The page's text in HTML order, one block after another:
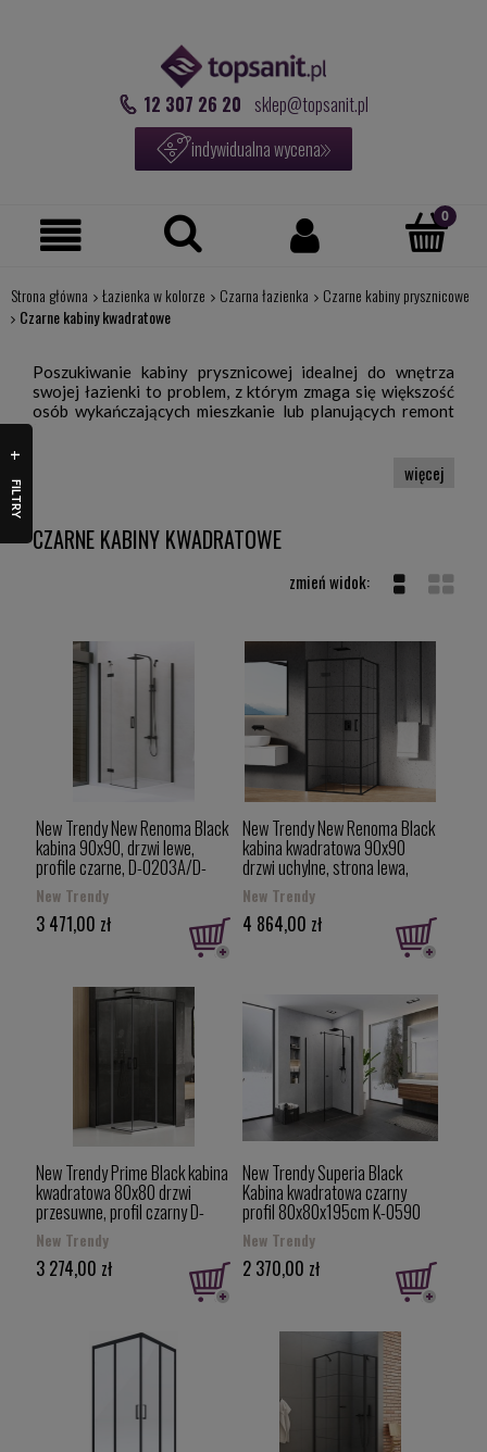
12 307 26 20 sklep@topsanit.pl
indywidualna wycena
Strona główna Łazienka w kolorze Czarna łazienka
Czarne kabiny prysznicowe
Czarne kabiny kwadratowe
Poszukiwanie kabiny prysznicowej idealnej do wnętrza
swojej łazienki to problem, z którym zmaga się większość
osób wykańczających mieszkanie lub planujących remont
CZARNE KABINY KWADRATOWE
New Trendy New Renoma Black
kabina 90x90, drzwi lewe,
profile czarne, D-0203A/D-
0111B
New Trendy
3 471,00 zł
New Trendy New Renoma Black
kabina kwadratowa 90x90
drzwi uchylne, strona lewa,
czarna krata D-0273A/D-
0119B-WP
New Trendy
4 864,00 zł
New Trendy Prime Black kabina
kwadratowa 80x80 drzwi
przesuwne, profil czarny D-
0312A/D-0313A
New Trendy
3 274,00 zł
New Trendy Superia Black
Kabina kwadratowa czarny
profil 80x80x195cm K-0590
New Trendy
2 370,00 zł
FILTRY